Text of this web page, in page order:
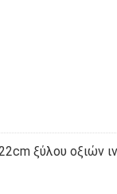
ξύλου οξιών